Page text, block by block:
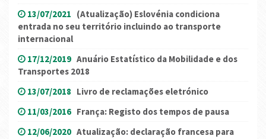
13/07/2021 (Atualização) Eslovénia condiciona
entrada no seu território incluindo ao transporte
internacional
17/12/2019 Anuário Estatístico da Mobilidade e dos
Transportes 2018
13/07/2018 Livro de reclamações eletrónico
11/03/2016 França: Registo dos tempos de pausa
12/06/2020 Atualização: declaração francesa para